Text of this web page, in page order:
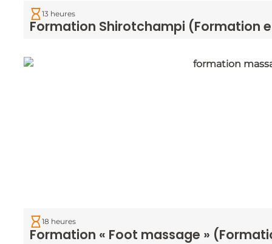
13 heures
Formation Shirotchampi (Formation
18 heures
Formation « Foot massage »